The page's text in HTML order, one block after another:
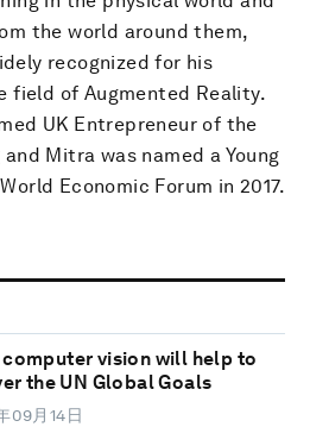
the world around them,
recognized for his
field of Augmented Reality.
UK Entrepreneur of the
and Mitra was named a Young
Economic Forum in 2017.
computer vision will help to
the UN Global Goals
09月14日